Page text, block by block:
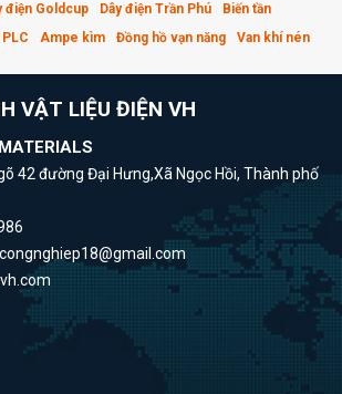
điện Goldcup Dây điện Trần Phú
Biến tần
Ampe kìm Đồng hồ vạn năng Van khí nén
VẬT LIỆU ĐIỆN VH
42 đường Đại Hưng,Xã Ngọc Hồi, Thành phố